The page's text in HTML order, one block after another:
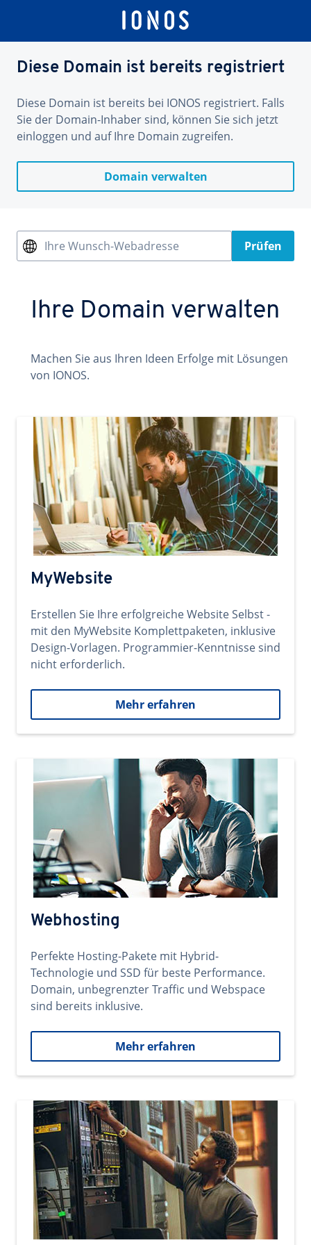
Diese Domain ist bereits registriert
Diese Domain ist bereits bei IONOS registriert. Falls
Sie der Domain-Inhaber sind, können Sie sich jetzt
einloggen und auf Ihre Domain zugreifen.
Domain verwalten
Ihre Wunsch-Webadresse Prüfen
Ihre Domain verwalten
Machen Sie aus Ihren Ideen Erfolge mit Lösungen
von IONOS.
MyWebsite
Erstellen Sie Ihre erfolgreiche Website Selbst -
mit den MyWebsite Komplettpaketen, inklusive
Design-Vorlagen. Programmier-Kenntnisse sind
nicht erforderlich.
Mehr erfahren
Webhosting
Perfekte Hosting-Pakete mit Hybrid-
Technologie und SSD für beste Performance.
Domain, unbegrenzter Traffic und Webspace
sind bereits inklusive.
Mehr erfahren